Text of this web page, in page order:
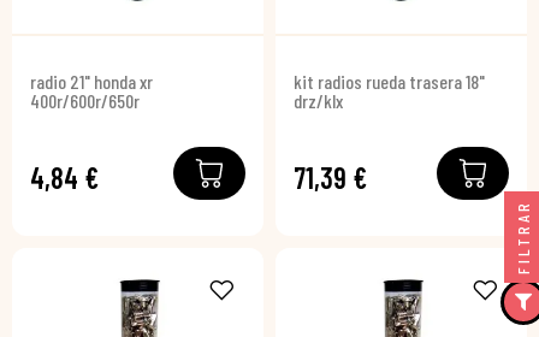
radio 21" honda xr
400r/600r/650r
4,84 €
kit radios rueda trasera 18"
drz/klx
71,39 €
FILTRAR